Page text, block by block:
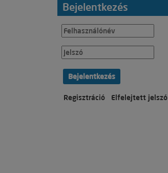
Bejelentkezés
Bejelentkezés
Regisztráció Elfelejtett jelszó